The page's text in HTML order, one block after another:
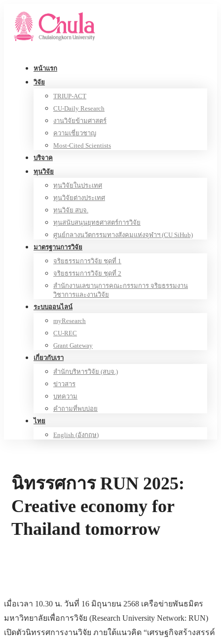
หน้าแรก
วิจัย
TRIUP-ACT
CU-Daily Research
งานวิจัยข้ามศาสตร์
ความเชี่ยวชาญ
Most-Cited Scientists
บริจาค
ทุนวิจัย
ทุนวิจัยในประเทศ
ทุนวิจัยต่างประเทศ
ทุนวิจัย สบจ.
ทุนสนับสนุนยุทธศาสตร์การวิจัย
ศูนย์กลางนวัตกรรมทางสังคมแห่งจุฬาฯ (CU SiHub)
มาตรฐานการวิจัย
จริยธรรมการวิจัย ชุดที่ 1
จริยธรรมการวิจัย ชุดที่ 2
สำนักงานเลขานุการคณะกรรมการ จริยธรรมงาน
วิชาการและงานวิจัย
ระบบออนไลน์
myResearch
CU-REC
Grant Gateway
เกี่ยวกับเรา
สำนักบริหารวิจัย (สบจ.)
ข่าวสาร
บทความ
คำถามที่พบบ่อย
ไทย
English (อังกฤษ)
นิทรรศการ RUN 2025:
Creative economy for
Thailand tomorrow
เมื่อเวลา 10.30 น. วันที่ 16 มิถุนายน 2568 เครือข่ายพันธมิตร
มหาวิทยาลัยเพื่อการวิจัย (Research University Network: RUN)
เปิดตัวนิทรรศการงานวิจัย ภายใต้แนวคิด “เศรษฐกิจสร้างสรรค์